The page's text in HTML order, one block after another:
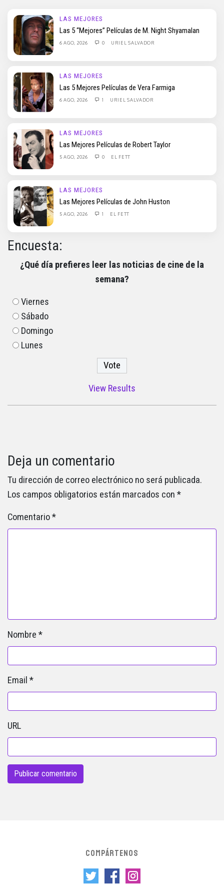
LAS MEJORES
Las 5 “Mejores” Películas de M. Night Shyamalan
6 AGO, 2026 0 URIEL SALVADOR
LAS MEJORES
Las 5 Mejores Películas de Vera Farmiga
6 AGO, 2026 1 URIEL SALVADOR
LAS MEJORES
Las Mejores Películas de Robert Taylor
5 AGO, 2026 0 EL FETT
LAS MEJORES
Las Mejores Películas de John Huston
5 AGO, 2026 1 EL FETT
Encuesta:
¿Qué día prefieres leer las noticias de cine de la
semana?
Viernes
Sábado
Domingo
Lunes
View Results
Deja un comentario
Tu dirección de correo electrónico no será publicada.
Los campos obligatorios están marcados con *
Comentario*
Nombre *
Email *
URL
COMPÁRTENOS